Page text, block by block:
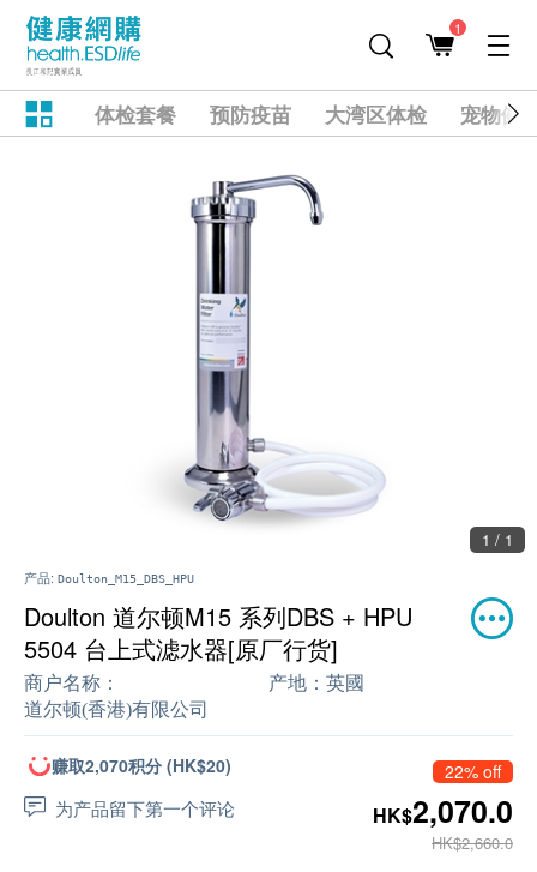
1
体检套餐 预防疫苗 大湾区体检 宠物健
1 / 1
产品: Doulton_M15_DBS_HPU
Doulton 道尔顿M15 系列DBS + HPU
5504 台上式滤水器[原厂行货]
商户名称：
道尔顿(香港)有限公司
产地： 英國
赚取2,070积分 (HK$20)
为产品留下第一个评论
22% off
HK$2,070.0
HK$2,660.0